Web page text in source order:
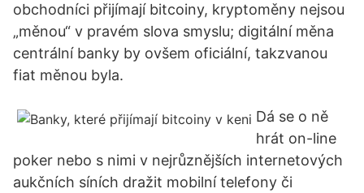
obchodníci přijímají bitcoiny, kryptoměny nejsou
„měnou“ v pravém slova smyslu; digitální měna
centrální banky by ovšem oficiální, takzvanou
fiat měnou byla.
Dá se o ně
hrát on-line
poker nebo s nimi v nejrůznějších internetových
aukčních síních dražit mobilní telefony či